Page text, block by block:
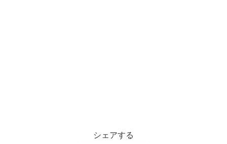
シェアする